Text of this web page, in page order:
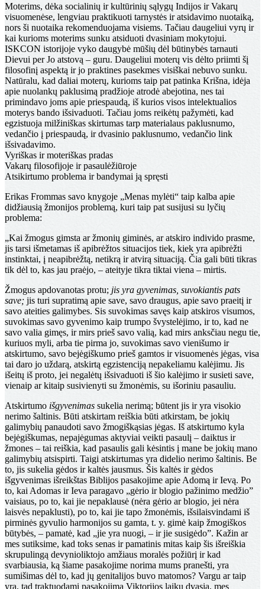
Moterims, dėka socialinių ir kultūrinių sąlygų Indijos ir Vakarų
visuomenėse, lengviau praktikuoti tarnystės ir atsidavimo nuotaiką,
nors ši nuotaika rekomenduojama visiems. Tačiau daugeliui vyrų ir
kai kurioms moterims sunku atsiduoti dvasiniam mokytojui.
ISKCON istorijoje vyko daugybė mūšių dėl būtinybės tarnauti
Dievui per Jo atstovą – guru. Daugeliui moterų vis dėlto priimti šį
filosofinį aspektą ir jo praktines pasekmes visiškai nebuvo sunku.
Natūralu, kad daliai moterų, kurioms taip pat patinka Krišna, idėja
apie nuolankų paklusimą pradžioje atrodė abejotina, nes tai
primindavo joms apie priespaudą, iš kurios visos intelektualios
moterys bando išsivaduoti. Tačiau joms reikėtų pažymėti, kad
egzistuoja milžiniškas skirtumas tarp materialaus paklusnumo,
vedančio į priespaudą, ir dvasinio paklusnumo, vedančio link
išsivadavimo.
Vyriškas ir moteriškas pradas
Vakarų filosofijoje ir pasaulėžiūroje
Atsikirtumo problema ir bandymai ją spręsti
Erikas Frommas savo knygoje „Menas mylėti“ taip kalba apie
didžiausią žmonijos problemą, kuri taip pat susijusi su lyčių
problema:
„Kai žmogus gimsta ar žmonių giminės, ar atskiro individo prasme,
jis tarsi išmetamas iš apibrėžtos situacijos tiek, kiek yra apibrėžti
instinktai, į neapibrėžtą, netikrą ir atvirą situaciją. Čia gali būti tikras
tik dėl to, kas jau praėjo, – ateityje tikra tiktai viena – mirtis.
Žmogus apdovanotas protu; jis yra gyvenimas, suvokiantis pats
save; jis turi supratimą apie save, savo draugus, apie savo praeitį ir
savo ateities galimybes. Sis suvokimas savęs kaip atskiros visumos,
suvokimas savo gyvenimo kaip trumpo švystelėjimo, ir to, kad ne
savo valia gimęs, ir mirs prieš savo valią, kad mirs anksčiau negu tie,
kuriuos myli, arba tie pirma jo, suvokimas savo vienišumo ir
atskirtumo, savo bejėgiškumo prieš gamtos ir visuomenės jėgas, visa
tai daro jo uždarą, atskirtą egzistenciją nepakeliamu kalėjimu. Jis
išeitų iš proto, jei negalėtų išsivaduoti iš šio kalėjimo ir susieti save,
vienaip ar kitaip susivienyti su žmonėmis, su išoriniu pasauliu.
Atskirtumo išgyvenimas sukelia nerimą; būtent jis ir yra visokio
nerimo šaltinis. Būti atskirtam reiškia būti atkirstam, be jokių
galimybių panaudoti savo žmogiškąsias jėgas. Iš atskirtumo kyla
bejėgiškumas, nepajėgumas aktyviai veikti pasaulį – daiktus ir
žmones – tai reiškia, kad pasaulis gali kėsintis į mane be jokių mano
galimybių atsispirti. Taigi atskirtumas yra didelio nerimo šaltinis. Be
to, jis sukelia gėdos ir kaltės jausmus. Šis kaltės ir gėdos
išgyvenimas išreikštas Biblijos pasakojime apie Adomą ir Ievą. Po
to, kai Adomas ir Ieva paragavo „gėrio ir blogio pažinimo medžio”
vaisiaus, po to, kai jie nepaklausė (nėra gėrio ar blogio, jei nėra
laisvės nepaklusti), po to, kai jie tapo žmonėmis, išsilaisvindami iš
pirminės gyvulio harmonijos su gamta, t. y. gimė kaip žmogiškos
būtybės, – pamatė, kad „jie yra nuogi, – ir jie susigėdo”. Kažin ar
mes sutiksime, kad toks senas ir pamatinis mitas kaip šis išreiškia
skrupulingą devynioliktojo amžiaus moralės požiūrį ir kad
svarbiausia, ką šiame pasakojime norima mums pranešti, yra
sumišimas dėl to, kad jų genitalijos buvo matomos? Vargu ar taip
yra, tad traktuodami pasakojimą Viktorijos laikų dvasia, mes